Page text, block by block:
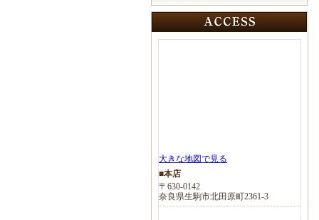
大きな地図で見る
■本店
〒630-0142
奈良県生駒市北田原町2361-3